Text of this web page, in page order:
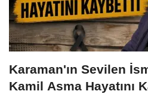
Karaman'ın Sevilen
Kamil Asma Hayatını